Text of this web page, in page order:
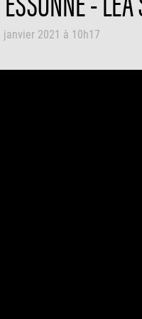
janvier 2021 à 10h17